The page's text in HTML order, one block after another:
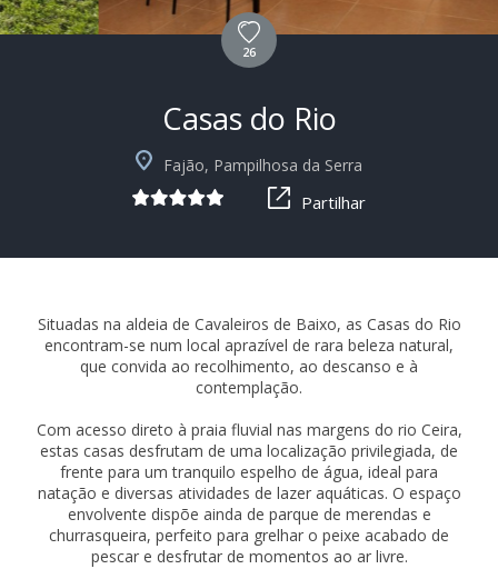
26
Casas do Rio
Fajão, Pampilhosa da Serra
Partilhar
Situadas na aldeia de Cavaleiros de Baixo, as Casas do Rio
encontram-se num local aprazível de rara beleza natural,
que convida ao recolhimento, ao descanso e à
contemplação.
Com acesso direto à praia fluvial nas margens do rio Ceira,
estas casas desfrutam de uma localização privilegiada, de
frente para um tranquilo espelho de água, ideal para
natação e diversas atividades de lazer aquáticas. O espaço
envolvente dispõe ainda de parque de merendas e
churrasqueira, perfeito para grelhar o peixe acabado de
pescar e desfrutar de momentos ao ar livre.